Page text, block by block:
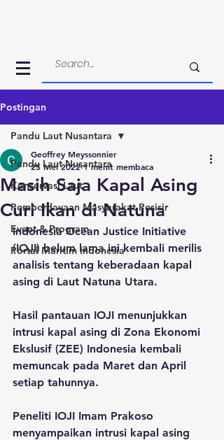
Postingan
Pandu Laut Nusantara
Konservasi Laut
Pemberdayaan Masyarakat Pesisir
Event & Program
Portal Maritim Indonesia
Pandu Laut Nusantara
Masih Saja Kapal Asing
Curi Ikan di Natuna
Geoffrey Meyssonnier
25 Mei 2022 1 menit membaca
Indonesia Ocean Justice Initiative
(IOJI) belum lama ini kembali merilis
analisis tentang keberadaan kapal
asing di Laut Natuna Utara.
Hasil pantauan IOJI menunjukkan
intrusi kapal asing di Zona Ekonomi
Ekslusif (ZEE) Indonesia kembali
memuncak pada Maret dan April
setiap tahunnya.
Peneliti IOJI Imam Prakoso
menyampaikan intrusi kapal asing